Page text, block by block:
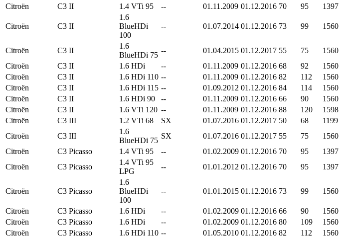
Citroën
C3 II 1.4 VTi 95 -- 01.11.2009 01.12.2016 70 95 1397
Citroën C3 II
1.6
BlueHDi
100
-- 01.07.2014 01.12.2016 73 99 1560
Citroën C3 II
1.6
BlueHDi 75
-- 01.04.2015 01.12.2017 55 75
1560
Citroën
C3 II 1.6 HDi -- 01.11.2009 01.12.2016 68 92
1560
Citroën
C3 II 1.6 HDi 110 -- 01.11.2009 01.12.2016 82 112
1560
Citroën
C3 II 1.6 HDi 115 -- 01.09.2012 01.12.2016 84 114
1560
Citroën
C3 II 1.6 HDi 90 -- 01.11.2009 01.12.2016 66 90
1560
Citroën
C3 II 1.6 VTi 120 -- 01.11.2009 01.12.2016 88 120
1598
Citroën
C3 III 1.2 VTi 68 SX 01.07.2016 01.12.2017 50 68
1199
Citroën
C3 III
1.6
BlueHDi 75
SX 01.07.2016 01.12.2017 55 75
1560
Citroën
C3 Picasso 1.4 VTi 95 -- 01.02.2009 01.12.2016 70 95
1397
Citroën
C3 Picasso
1.4 VTi 95
LPG
-- 01.01.2012 01.12.2016 70 95 1397
Citroën C3 Picasso
1.6
BlueHDi
100
-- 01.01.2015 01.12.2016 73 99 1560
Citroën C3 Picasso 1.6 HDi -- 01.02.2009 01.12.2016 66 90
1560
Citroën
C3 Picasso 1.6 HDi -- 01.02.2009 01.12.2016 80 109
1560
Citroën
C3 Picasso 1.6 HDi 110 -- 01.05.2010 01.12.2016 82 112 1560